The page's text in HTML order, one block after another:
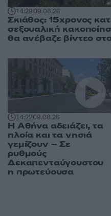
14:2909.08.26
Σκιάθος: 15χρονος
σεξουαλική
θα ανέβαζε βίντεο
14:2209.08.26
Η Αθήνα αδειάζει, τα
πλοία και τα νησιά
γεμίζουν – Σε
ρυθμούς
Δεκαπενταύγουστου
η πρωτεύουσα